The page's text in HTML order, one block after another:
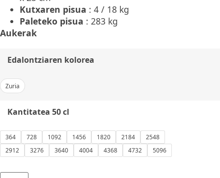
Kutxaren pisua : 4 / 18 kg
Paleteko pisua : 283 kg
Aukerak
Edalontziaren kolorea
Zuria
Kantitatea 50 cl
364 728 1092 1456 1820 2184
2548
2912
3276 3640 4004 4368 4732 5096